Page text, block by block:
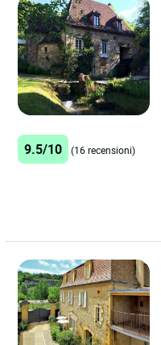
9.5/10 (16 recensioni)